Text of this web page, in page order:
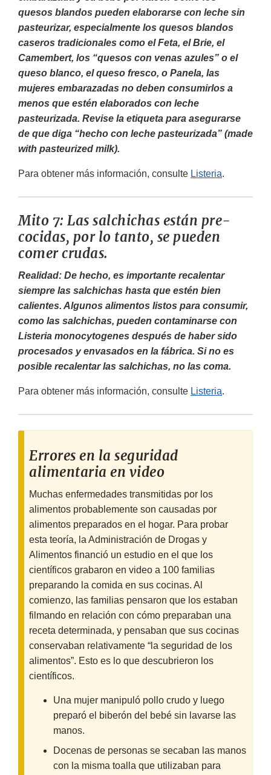
quesos blandos pueden elaborarse con leche sin
pasteurizar, especialmente los quesos blandos
caseros tradicionales como el Feta, el Brie, el
Camembert, los “quesos con venas azules” o el
queso blanco, el queso fresco, o Panela, las
mujeres embarazadas no deben consumirlos a
menos que estén elaborados con leche
pasteurizada. Revise la etiqueta para asegurarse
de que diga “hecho con leche pasteurizada” (made
with pasteurized milk).
Para obtener más información, consulte Listeria.
Mito 7: Las salchichas están pre-
cocidas, por lo tanto, se pueden
comer crudas.
Realidad: De hecho, es importante recalentar
siempre las salchichas hasta que estén bien
calientes. Algunos alimentos listos para consumir,
como las salchichas, pueden contaminarse con
Listeria monocytogenes después de haber sido
procesados y envasados en la fábrica. Si no es
posible recalentar las salchichas, no las coma.
Para obtener más información, consulte Listeria.
Errores en la seguridad
alimentaria en video
Muchas enfermedades transmitidas por los
alimentos probablemente son causadas por
alimentos preparados en el hogar. Para probar
esta teoría, la Administración de Drogas y
Alimentos financió un estudio en el que los
científicos grabaron en video a 100 familias
preparando la comida en sus cocinas. Al
comienzo, las familias pensaron que los estaban
filmando en relación con cómo preparaban una
receta determinada, y pensaban que sus cocinas
conservaban relativamente “la seguridad de los
alimentos”. Esto es lo que descubrieron los
científicos.
Una mujer manipuló pollo crudo y luego
preparó el biberón del bebé sin lavarse las
manos.
Docenas de personas se secaban las manos
con la misma toalla que utilizaban para